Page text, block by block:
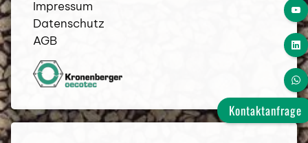
ROCKCRUSHER 13 R
BLEND
Kontaktanfrage
Impressum
Datenschutz
AGB